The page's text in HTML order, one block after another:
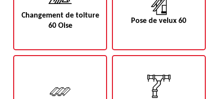
Changement de toiture
60 Oise
Pose de velux 60